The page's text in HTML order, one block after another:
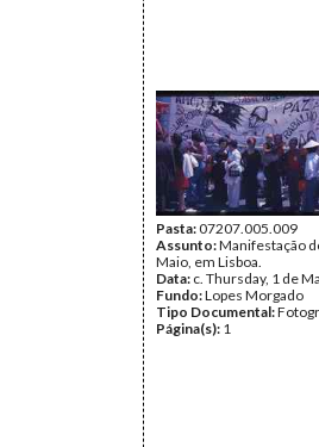
Pasta:07207.005.009
Assunto:Manifestação
Maio, em Lisboa.
Data: c. Thursday, 1 de
Fundo:Lopes Morgado
Tipo Documental:
Página(s): 1